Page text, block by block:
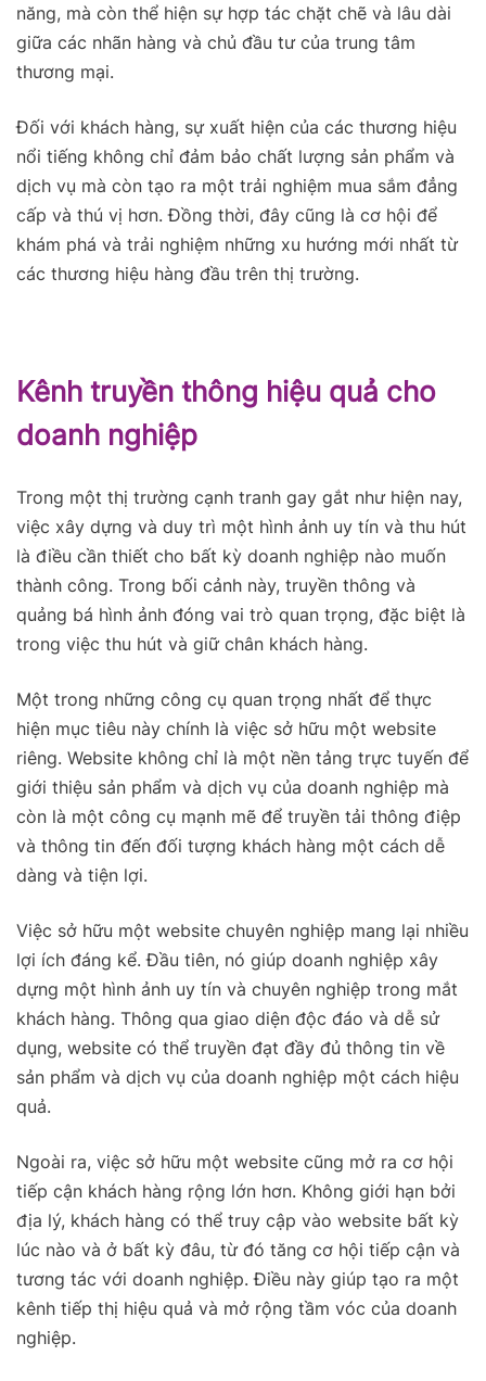
năng, mà còn thể hiện sự hợp tác chặt chẽ và lâu dài
giữa các nhãn hàng và chủ đầu tư của trung tâm
thương mại.
Đối với khách hàng, sự xuất hiện của các thương hiệu
nổi tiếng không chỉ đảm bảo chất lượng sản phẩm và
dịch vụ mà còn tạo ra một trải nghiệm mua sắm đẳng
cấp và thú vị hơn. Đồng thời, đây cũng là cơ hội để
khám phá và trải nghiệm những xu hướng mới nhất từ
các thương hiệu hàng đầu trên thị trường.
Kênh truyền thông hiệu quả cho
doanh nghiệp
Trong một thị trường cạnh tranh gay gắt như hiện nay,
việc xây dựng và duy trì một hình ảnh uy tín và thu hút
là điều cần thiết cho bất kỳ doanh nghiệp nào muốn
thành công. Trong bối cảnh này, truyền thông và
quảng bá hình ảnh đóng vai trò quan trọng, đặc biệt là
trong việc thu hút và giữ chân khách hàng.
Một trong những công cụ quan trọng nhất để thực
hiện mục tiêu này chính là việc sở hữu một website
riêng. Website không chỉ là một nền tảng trực tuyến để
giới thiệu sản phẩm và dịch vụ của doanh nghiệp mà
còn là một công cụ mạnh mẽ để truyền tải thông điệp
và thông tin đến đối tượng khách hàng một cách dễ
dàng và tiện lợi.
Việc sở hữu một website chuyên nghiệp mang lại nhiều
lợi ích đáng kể. Đầu tiên, nó giúp doanh nghiệp xây
dựng một hình ảnh uy tín và chuyên nghiệp trong mắt
khách hàng. Thông qua giao diện độc đáo và dễ sử
dụng, website có thể truyền đạt đầy đủ thông tin về
sản phẩm và dịch vụ của doanh nghiệp một cách hiệu
quả.
Ngoài ra, việc sở hữu một website cũng mở ra cơ hội
tiếp cận khách hàng rộng lớn hơn. Không giới hạn bởi
địa lý, khách hàng có thể truy cập vào website bất kỳ
lúc nào và ở bất kỳ đâu, từ đó tăng cơ hội tiếp cận và
tương tác với doanh nghiệp. Điều này giúp tạo ra một
kênh tiếp thị hiệu quả và mở rộng tầm vóc của doanh
nghiệp.